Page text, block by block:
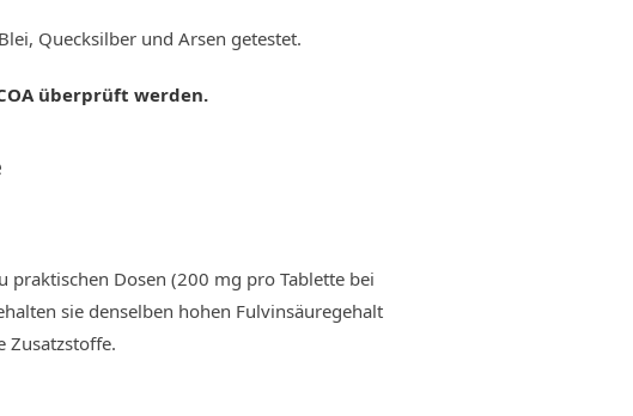
Quecksilber und Arsen getestet.
überprüft werden.
praktischen Dosen (200 mg pro Tablette bei
sie denselben hohen Fulvinsäuregehalt
Zusatzstoffe.